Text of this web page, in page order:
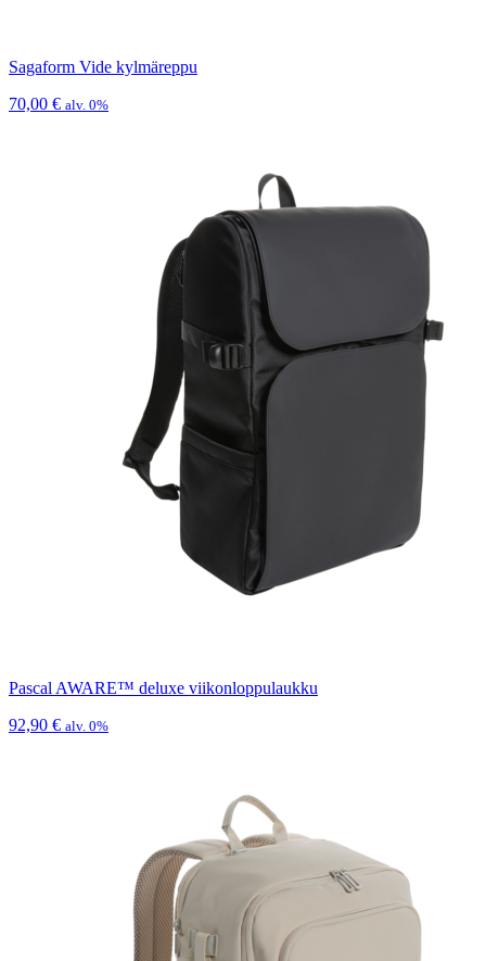
Sagaform Vide kylmäreppu
70,00 € alv. 0%
Pascal AWARE™ deluxe viikonloppulaukku
92,90 € alv. 0%